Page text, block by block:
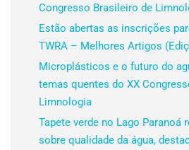
Congresso Brasileiro de
Estão abertas as inscrições
TWRA – Melhores Artigos
Microplásticos e o futuro do
temas quentes do XX
Limnologia
Tapete verde no Lago Paranoá
sobre qualidade da água,